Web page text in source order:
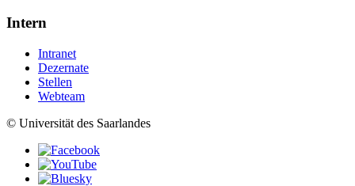
Intern
Intranet
Dezernate
Stellen
Webteam
© Universität des Saarlandes